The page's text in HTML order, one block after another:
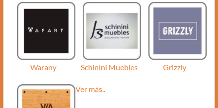
Warany Schinini Muebles Grizzly
Ver más..